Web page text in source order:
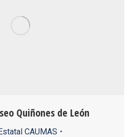
Quiñones de León
CAUMAS